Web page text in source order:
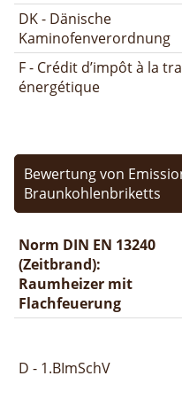
DK - Dänische
Kaminofenverordnung
F - Crédit d’impôt à la
énergétique
Bewertung von
Braunkohlenbriketts
Norm DIN EN 13240
(Zeitbrand):
Raumheizer mit
Flachfeuerung
D - 1.BImSchV